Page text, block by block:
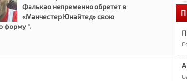
Фалькао непременно обретет в
«Манчестер Юнайтед» свою
форму ".